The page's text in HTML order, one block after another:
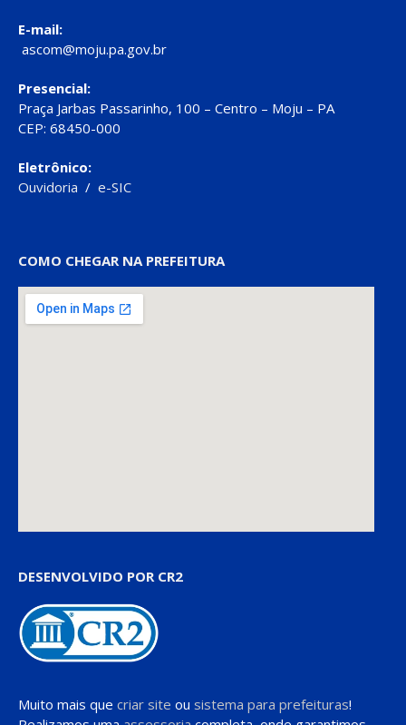
E-mail:
ascom@moju.pa.gov.br
Presencial:
Praça Jarbas Passarinho, 100 – Centro – Moju – PA
CEP: 68450-000
Eletrônico:
Ouvidoria / e-SIC
COMO CHEGAR NA PREFEITURA
DESENVOLVIDO POR CR2
Muito mais que criar site ou sistema para prefeituras!